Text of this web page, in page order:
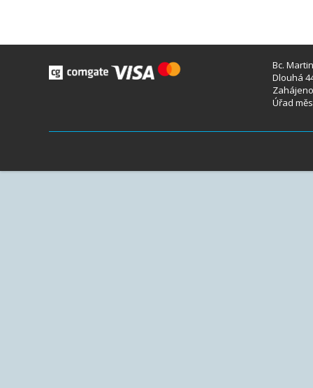
Bc.
Dlouhá
Úřad